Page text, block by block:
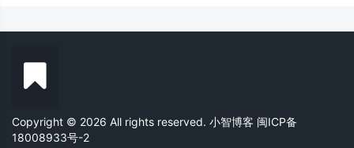
Copyright © 2026 All rights reserved. 小智博客 闽ICP备
18008933号-2